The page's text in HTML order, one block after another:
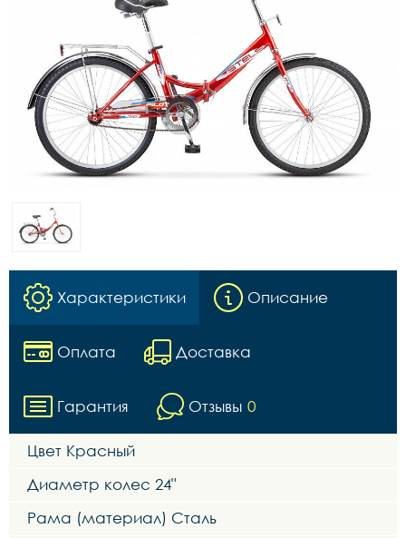
Характеристики Описание
Оплата Доставка
Гарантия Отзывы 0
Цвет Красный
Диаметр колес 24"
Рама (материал) Сталь